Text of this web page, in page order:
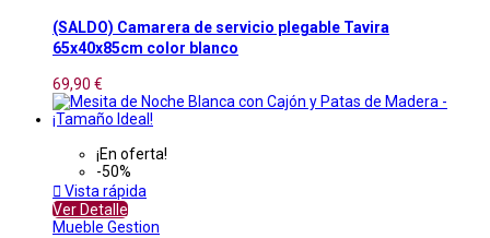
(SALDO) Camarera de servicio plegable Tavira
65x40x85cm color blanco
69,90 €
¡En oferta!
-50%
 Vista rápida
Ver Detalle
Mueble Gestion